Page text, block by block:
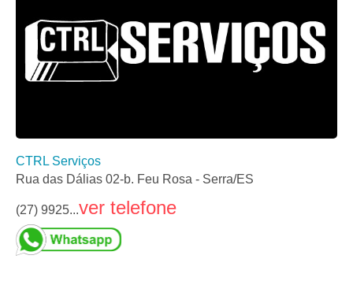
CTRL Serviços
Rua das Dálias 02-b. Feu Rosa - Serra/ES
(27) 9925...ver telefone